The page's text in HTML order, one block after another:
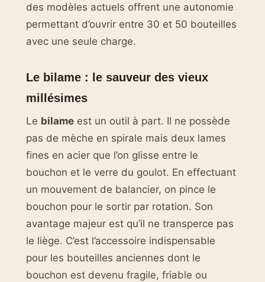
des modèles actuels offrent une autonomie
permettant d’ouvrir entre 30 et 50 bouteilles
avec une seule charge.
Le bilame : le sauveur des vieux
millésimes
Le bilame est un outil à part. Il ne possède
pas de mèche en spirale mais deux lames
fines en acier que l’on glisse entre le
bouchon et le verre du goulot. En effectuant
un mouvement de balancier, on pince le
bouchon pour le sortir par rotation. Son
avantage majeur est qu’il ne transperce pas
le liège. C’est l’accessoire indispensable
pour les bouteilles anciennes dont le
bouchon est devenu fragile, friable ou